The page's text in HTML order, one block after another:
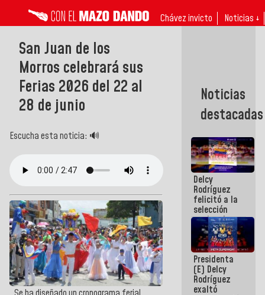
Chávez invicto Noticias ↓
San Juan de los
Morros celebrará sus
Ferias 2026 del 22 al
28 de junio
Escucha esta noticia: 🔊
Noticias
destacadas
Delcy
Rodríguez
felicitó a la
selección
nacional
masculina
de voleibol
campeona
de la Copa
Panamericana
Sub-17
Presidenta
(E) Delcy
Rodríguez
exaltó